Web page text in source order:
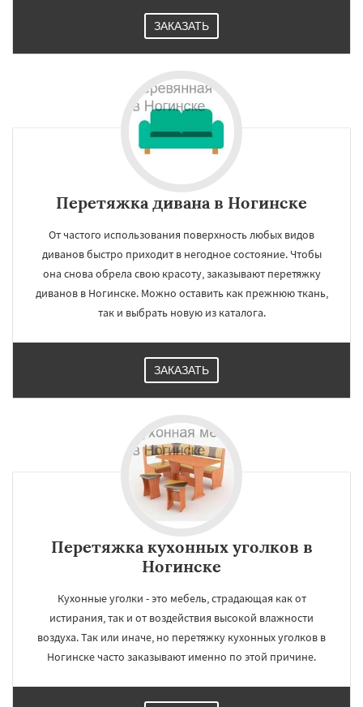
ЗАКАЗАТЬ
Перетяжка дивана в Ногинске
От частого использования поверхность любых видов
диванов быстро приходит в негодное состояние. Чтобы
она снова обрела свою красоту, заказывают перетяжку
диванов в Ногинске. Можно оставить как прежнюю ткань,
так и выбрать новую из каталога.
ЗАКАЗАТЬ
Перетяжка кухонных уголков в
Ногинске
Кухонные уголки - это мебель, страдающая как от
истирания, так и от воздействия высокой влажности
воздуха. Так или иначе, но перетяжку кухонных уголков в
Ногинске часто заказывают именно по этой причине.